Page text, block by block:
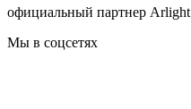
официальный партнер Arlight
Мы в соцсетях